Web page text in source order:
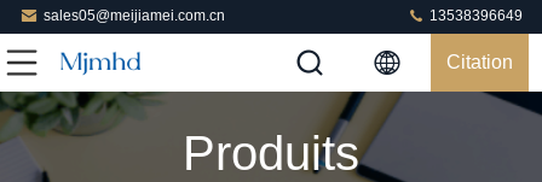
sales05@meijiamei.com.cn 13538396649
Citation
Produits